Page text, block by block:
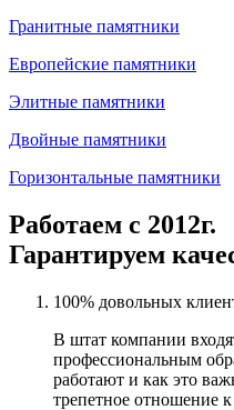
Гранитные памятники
Европейские памятники
Элитные памятники
Двойные памятники
Горизонтальные памятники
Работаем с 2012г.
Гарантируем
100% довольных
В штат компании
профессиональным
работают и как это
трепетное отношение